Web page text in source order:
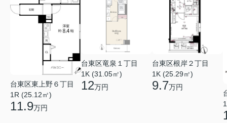
台東区東上野６丁目
1R (25.12㎡)
11.9万円
台東区竜泉１丁目
1K (31.05㎡)
12万円
台東区根岸２丁目
1K (25.29㎡)
9.7万円